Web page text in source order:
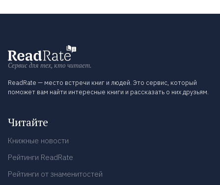
Сервис для тех, кто читает.
ReadRate — место встречи книг и людей. Это сервис, который
поможет вам найти интересные книги и рассказать о них друзьям.
Читайте
Книжные новости
Рейтинги ReadRate
Рейтинги от знаменитостей